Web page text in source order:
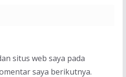
situs web saya pada
saya berikutnya.